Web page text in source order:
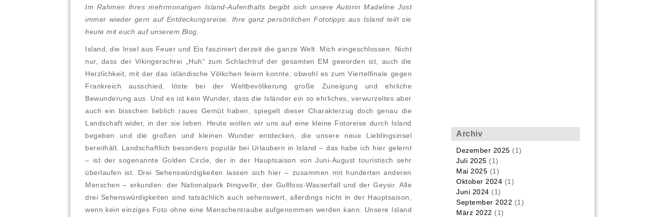
Im Rahmen ihres mehrmonatigen Island-Aufenthalts begibt sich unsere Autorin Madeline Jost
immer wieder gern auf Entdeckungsreise. Ihre ganz persönlichen Fototipps aus Island teilt sie
heute mit euch auf unserem Blog.
Island, die Insel aus Feuer und Eis fasziniert derzeit die ganze Welt. Mich eingeschlossen. Nicht
nur, dass der Vikingerschrei „Huh“ zum Schlachtruf der gesamten EM geworden ist, auch die
Herzlichkeit, mit der das isländische Völkchen feiern konnte, obwohl es zum Viertelfinale gegen
Frankreich ausschied, löste bei der Weltbevölkerung große Zuneigung und ehrliche
Bewunderung aus. Und es ist kein Wunder, dass die Isländer ein so ehrliches, verwurzeltes aber
auch ein bisschen lieblich raues Gemüt haben, spiegelt dieser Charakterzug doch genau die
Landschaft wider, in der sie leben. Heute wollen wir uns auf eine kleine Fotoreise durch Island
begeben und die großen und kleinen Wunder entdecken, die unsere neue Lieblingsinsel
bereithält. Landschaftlich besonders populär bei Urlaubern in Island – das habe ich hier gelernt
– ist der sogenannte Golden Circle, der in der Hauptsaison von Juni-August touristisch sehr
überlaufen ist. Drei Sehenswürdigkeiten lassen sich hier – zusammen mit hunderten anderen
Menschen – erkunden: der Nationalpark Þingvellir, der Gullfoss-Wasserfall und der Geysir. Alle
drei Sehenswürdigkeiten sind tatsächlich auch sehenswert, allerdings nicht in der Hauptsaison,
wenn kein einziges Foto ohne eine Menschentraube aufgenommen werden kann. Unsere Island
Archiv
Dezember 2025 (1)
Juli 2025 (1)
Mai 2025 (1)
Oktober 2024 (1)
Juni 2024 (1)
September 2022 (1)
März 2022 (1)